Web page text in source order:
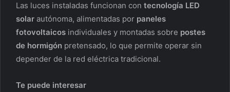
Las luces instaladas funcionan con tecnología LED
solar autónoma, alimentadas por paneles
fotovoltaicos individuales y montadas sobre postes
de hormigón pretensado, lo que permite operar sin
depender de la red eléctrica tradicional.
Te puede interesar